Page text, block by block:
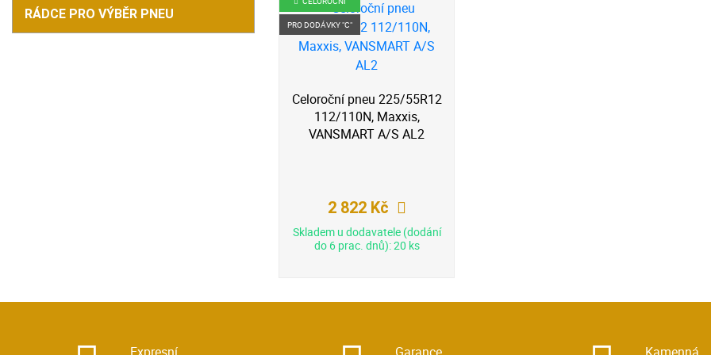
RÁDCE PRO VÝBĚR PNEU
PRO DODÁVKY "C"
Celoroční pneu 225/55R12
112/110N, Maxxis,
VANSMART A/S AL2
2 822 Kč
Skladem u dodavatele (dodání
do 6 prac. dnů): 20 ks